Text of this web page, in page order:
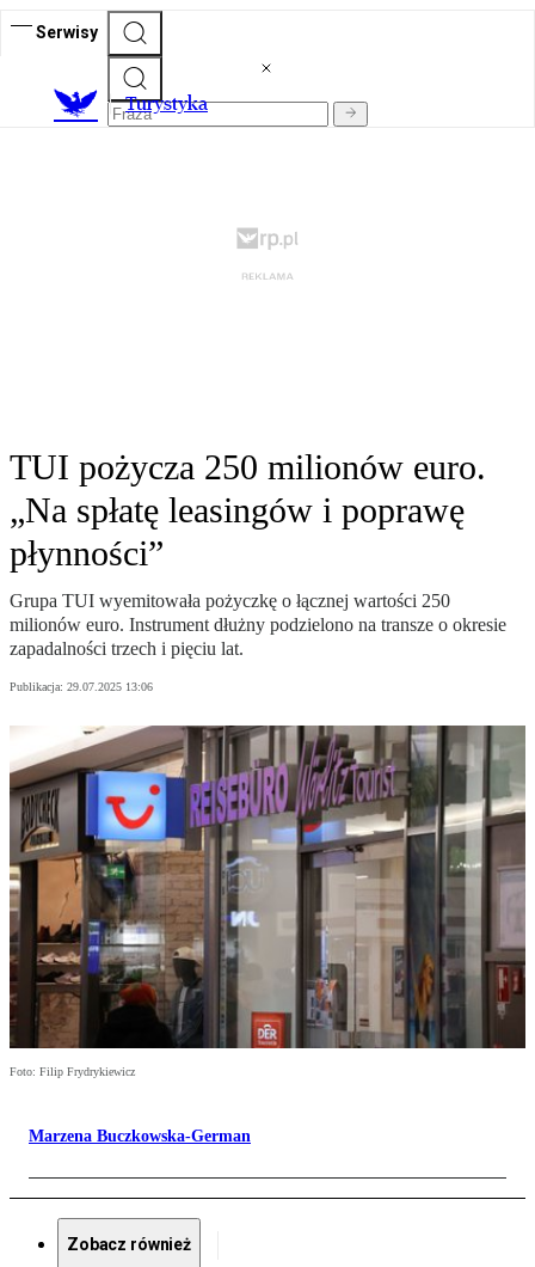
Serwisy
Turystyka
TUI pożycza 250 milionów euro.
„Na spłatę leasingów i poprawę
płynności”
Grupa TUI wyemitowała pożyczkę o łącznej wartości 250
milionów euro. Instrument dłużny podzielono na transze o okresie
zapadalności trzech i pięciu lat.
Publikacja: 29.07.2025 13:06
Foto: Filip Frydrykiewicz
Marzena Buczkowska-German
Zobacz również